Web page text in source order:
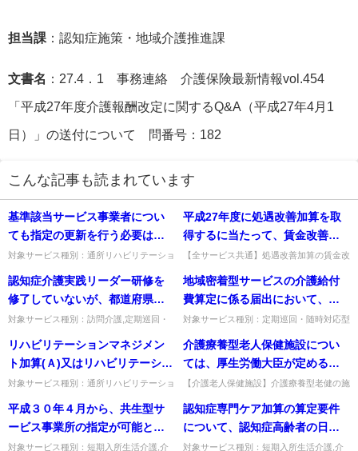
担当課 ：認知症施策・地域介護推進課
文書名 ：27.4．1 事務連絡 介護保険最新情報vol.454
「平成27年度介護報酬改定に関するQ&A（平成27年4月1
日）」の送付について 問番号：182
こんな記事も読まれています
基準該当サービス事業者につい
ても指定の更新を行う必要はあ
るのか。
対象サービス種別：通所リハビリテーショ
応型通所介護,短期入所生活介護,短期入所
療養介護,福祉用具貸...
平成27年度に処遇改善加算を取
得するに当たって、賃金改善に
係る比較時点として、平成26年
度の賃金水準と比較する場合で
あって、平成26年度中に定期昇
る平成26年度の賃金水準につい
ては、定期昇給前の賃金水準と
なるのか、定期昇給後の賃金水
準となるのか、又は年度平均の
賃金水準になるのか。
【全サービス共通】処遇改善加算の賃金改
前年度に支給した賃金総額や職員一人当た
りの賃金月額を指す。出典：...
認知症介護実践リーダー研修を
修了していないが、都道府県等
が当該研修修了者と同等の能力
認知症介護指導者養成研修を修
了した者について、認知症専門
ケア加算における認知症介護実
践リーダー研修修了者としてみ
なすことはできないか。
対象サービス種別：訪問介護,定期巡回・
介護,介護予防訪問入浴介護,訪問入浴介護,
介護予防特定施設入居者...
地域密着型サービスの介護給付
費算定に係る届出において、事
業者情報については、「平成12
年老企第41号通知の別紙様式」
のうち、「介護給付費算定に係
密着型サービス事業者用〉〈介
護予防支援事業者用〉(別紙3－
2）」の様式を用いて、市町村長
から都道府県知事への進達をす
対象サービス種別：定期巡回・随時対応型
対応型通所介護,小規模多機能型居宅介護,
認知症対応型共同生活介...
リハビリテーションマネジメン
ト加算(Ａ)又はリハビリテーショ
ンマネジメント加算(Ｂ)は、多職
種協働にて行うリハビリテーシ
ョンのプロセスを評価する加算
対象サービス種別：通所リハビリテーショ
ンマネジメント加算」質問リハビリテーシ
ョンマネジメント加算(Ａ)...
介護療養型老人保健施設につい
ては、厚生労働大臣が定める施
設基準(H12厚告26号）及び厚生
労働大臣が定める夜勤を行う職
員の勤務条件に関する基準(H12
【介護老人保健施設】介護療養型老健の施
健の施設サービス費を算定するのか。翌月
に変更届を行い当該月から通...
平成３０年４月から、共生型サ
ービス事業所の指定が可能とな
るが、指定の際は、現行の「訪
対象サービス種別：短期入所生活介護,介
認知症専門ケア加算の算定要件
について、認知症高齢者の日常
生活自立度Ⅲ以上の割合が１／
対象サービス種別：短期入所生活介護,介